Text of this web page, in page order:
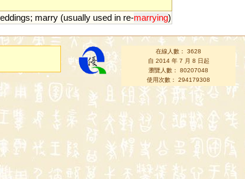
; marry(usually used in re-marrying)
在線人數： 3628
自 2014 年 7 月 8 日起
瀏覽人數： 80207048
使用次數： 294179308